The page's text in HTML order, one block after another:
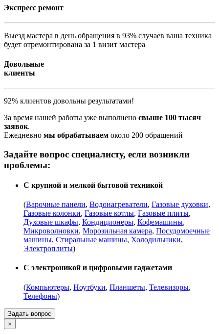
Экспресс ремонт
Выезд мастера в день обращения в 93% случаев ваша техника
будет отремонтирована за 1 визит мастера
Довольные
клиенты
92% клиентов довольны результатами!
За время нашей работы уже выполнено свыше 100 тысяч
заявок.
Ежедневно мы обрабатываем около 200 обращений
Задайте вопрос специалисту, если возникли
проблемы:
С крупной и мелкой бытовой техникой
(Варочные панели, Водонагреватели, Газовые духовки,
Газовые колонки, Газовые котлы, Газовые плиты,
Духовые шкафы, Кондиционеры, Кофемашины,
Микроволновки, Морозильная камера, Посудомоечные
машины, Стиральные машины, Холодильники,
Электроплиты)
С электроникой и цифровыми гаджетами
(Компьютеры, Ноутбуки, Планшеты, Телевизоры,
Телефоны)
Задать вопрос
×